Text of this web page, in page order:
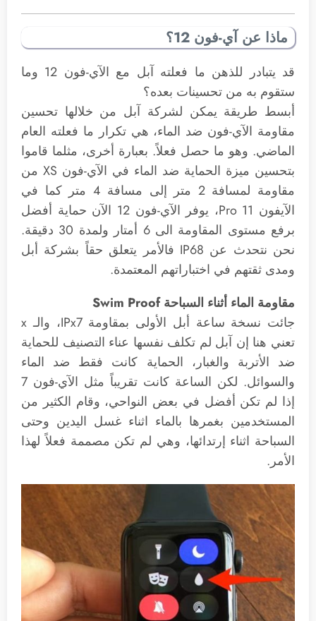
ماذا عن آي-فون 12؟
قد يتبادر للذهن ما فعلته آبل مع الآي-فون 12 وما
ستقوم به من تحسينات بعده؟
أبسط طريقة يمكن لشركة آبل من خلالها تحسين
مقاومة الآي-فون ضد الماء، هي تكرار ما فعلته العام
الماضي. وهو ما حصل فعلاً. بعبارة أخرى، مثلما قاموا
بتحسين ميزة الحماية ضد الماء في الآي-فون XS من
مقاومة لمسافة 2 متر إلى مسافة 4 متر كما في
الآيفون 11 Pro، يوفر الآي-فون 12 الآن حماية أفضل
برفع مستوى المقاومة الى 6 أمتار ولمدة 30 دقيقة.
نحن نتحدث عن IP68 فالأمر يتعلق حقاً بشركة أبل
ومدى ثقتهم في اختباراتهم المعتمدة.
مقاومة الماء أثناء السباحة Swim Proof
جائت نسخة ساعة أبل الأولى بمقاومة IPx7، والـ x
تعني هنا إن آبل لم تكلف نفسها عناء التصنيف للحماية
ضد الأتربة والغبار، الحماية كانت فقط ضد الماء
والسوائل. لكن الساعة كانت تقريباً مثل الآي-فون 7
إذا لم تكن أفضل في بعض النواحي، وقام الكثير من
المستخدمين بغمرها بالماء اثناء غسل اليدين وحتى
السباحة اثناء إرتدائها، وهي لم تكن مصممة فعلاً لهذا
الأمر.